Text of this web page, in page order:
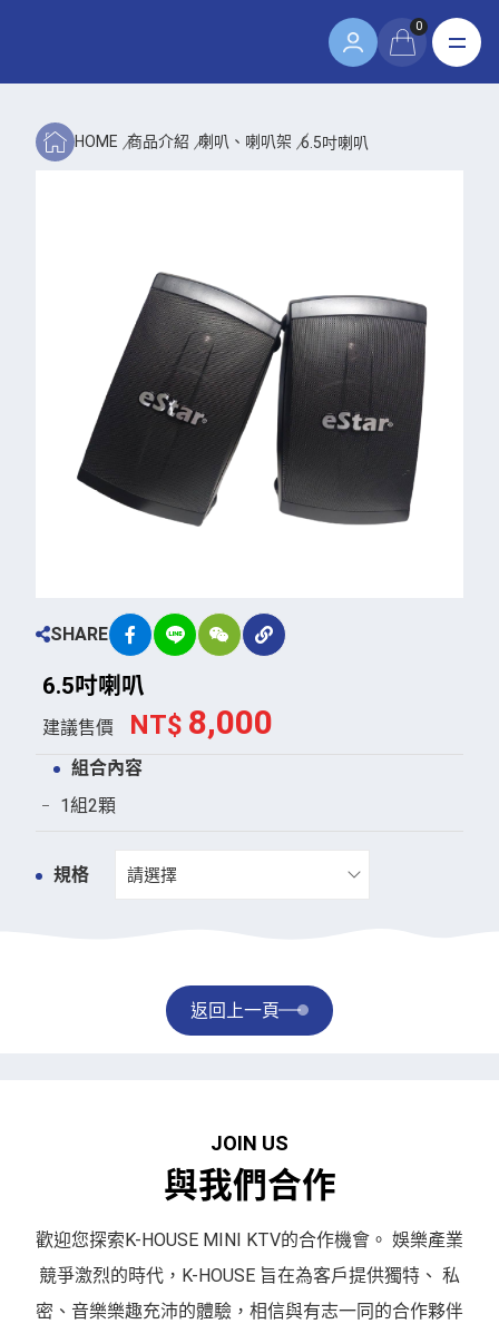
0
HOME 商品介紹 喇叭、喇叭架 6.5吋喇叭
SHARE
6.5吋喇 叭
建議售價 NT$ 8,000
組合內容
1組2顆
規格
返回上一頁
JOIN US
與我們合作
歡迎您探索K-HOUSE MINI KTV的合作機會。 娛樂產業
競爭激烈的時代，K-HOUSE 旨在為客戶提供獨特、 私
密、音樂樂趣充沛的體驗，相信與有志一同的合作夥伴